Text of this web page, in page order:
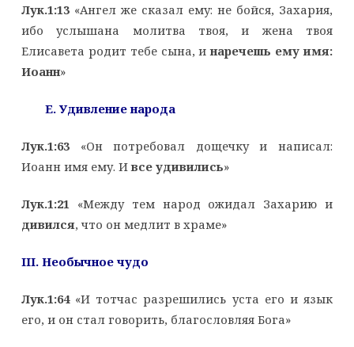
Лук.1:13«Ангел же сказал ему: не бойся, Захария,
ибо услышана молитва твоя, и жена твоя
Елисавета родит тебе сына, инаречешь ему имя:
Иоанн»
E. Удивление народа
Лук.1:63«Он потребовал дощечку и написал:
Иоанн имя ему. Ивсе удивились»
Лук.1:21 «Между тем народ ожидал Захарию и
дивился, что он медлит в храме»
III. Необычное чудо
Лук.1:64«И тотчас разрешились уста его и язык
его, и он стал говорить, благословляя Бога»